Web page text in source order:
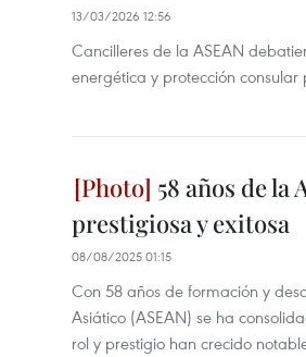
13/03/2026 12:56
Cancilleres de la ASEAN
energética y protección
58 años de
prestigiosa y exitosa
08/08/2025 01:15
Con 58 años de formación y
Asiático (ASEAN) se ha
rol y prestigio han crecido